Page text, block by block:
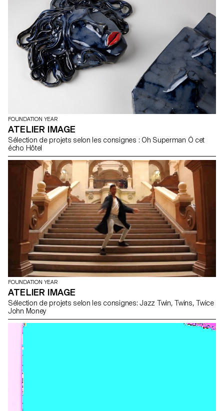
FOUNDATION YEAR
ATELIER IMAGE
Sélection de projets selon les consignes : Oh Superman Ô cet
écho Hôtel
FOUNDATION YEAR
ATELIER IMAGE
Sélection de projets selon les consignes: Jazz Twin, Twins, Twice
John Money